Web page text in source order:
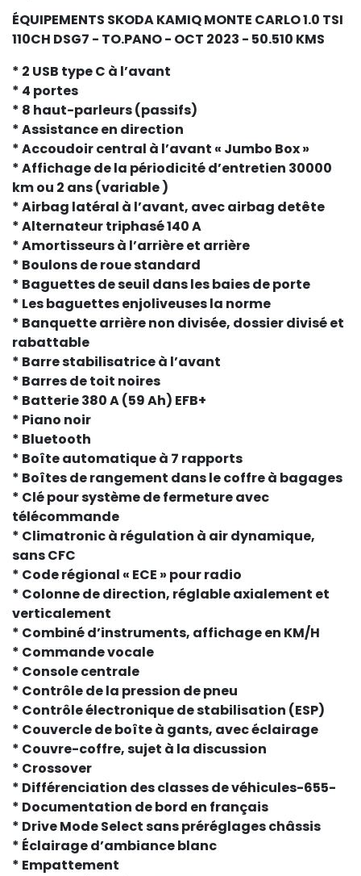
ÉQUIPEMENTS SKODA KAMIQ MONTE CARLO 1.0 TSI
110CH DSG7 - TO.PANO - OCT 2023 - 50.510 KMS
* 2 USB type C à l’avant
* 4 portes
* 8 haut-parleurs (passifs)
* Assistance en direction
* Accoudoir central à l’avant « Jumbo Box »
* Affichage de la périodicité d’entretien 30000
km ou 2 ans (variable )
* Airbag latéral à l’avant, avec airbag detête
* Alternateur triphasé 140 A
* Amortisseurs à l’arrière et arrière
* Boulons de roue standard
* Baguettes de seuil dans les baies de porte
* Les baguettes enjoliveuses la norme
* Banquette arrière non divisée, dossier divisé et
rabattable
* Barre stabilisatrice à l’avant
* Barres de toit noires
* Batterie 380 A (59 Ah) EFB+
* Piano noir
* Bluetooth
* Boîte automatique à 7 rapports
* Boîtes de rangement dans le coffre à bagages
* Clé pour système de fermeture avec
télécommande
* Climatronic à régulation à air dynamique,
sans CFC
* Code régional « ECE » pour radio
* Colonne de direction, réglable axialement et
verticalement
* Combiné d’instruments, affichage en KM/H
* Commande vocale
* Console centrale
* Contrôle de la pression de pneu
* Contrôle électronique de stabilisation (ESP)
* Couvercle de boîte à gants, avec éclairage
* Couvre-coffre, sujet à la discussion
* Crossover
* Différenciation des classes de véhicules-655-
* Documentation de bord en français
* Drive Mode Select sans préréglages châssis
* Éclairage d’ambiance blanc
* Empattement